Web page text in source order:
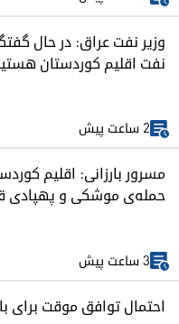
وزیر نفت عراق: در حال
نفت اقلیم کوردستان
2 ساعت پیش
حمله‌ی موشکی و پهپادی
3 ساعت پیش
احتمال توافق موقت برای